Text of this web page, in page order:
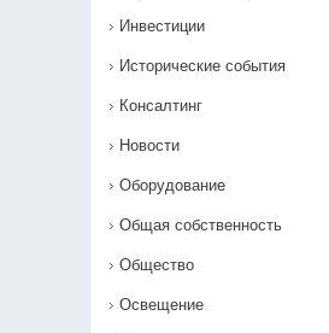
Инвестиции
Исторические события
Консалтинг
Новости
Оборудование
Общая собственность
Общество
Освещение